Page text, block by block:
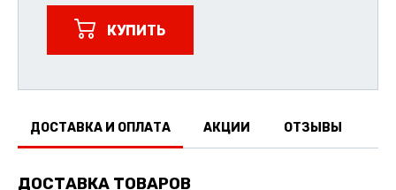
КУПИТЬ
ДОСТАВКА И ОПЛАТА АКЦИИ ОТЗЫВЫ
ДОСТАВКА ТОВАРОВ